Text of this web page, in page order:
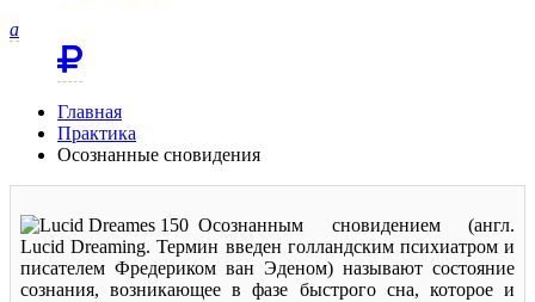
a
Главная
Практика
Осознанные сновидения
Осознанным сновидением (англ.
Lucid Dreaming. Термин введен голландским психиатром и
писателем Фредериком ван Эденом) называют состояние
сознания, возникающее в фазе быстрого сна, которое и